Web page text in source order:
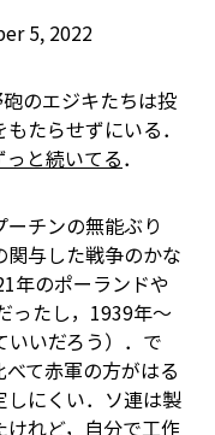
5, 2022
のエジキたちは――投
たらせずにいる．
っと続いてる．
チンの無能ぶり
与した戦争のかな
年のポーランドや
ったし，1939年～
いいだろう）．で
て赤軍の方がはる
にくい．ソ連は製
れど，自分で工作